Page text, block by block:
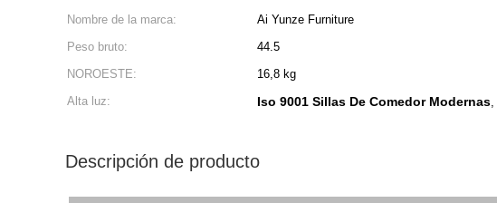
Nombre de la marca:
Ai Yunze Furniture
Peso bruto:
44.5
NOROESTE:
16,8 kg
Alta luz:
Iso 9001 Sillas De Comedor Modernas,
Descripción de producto